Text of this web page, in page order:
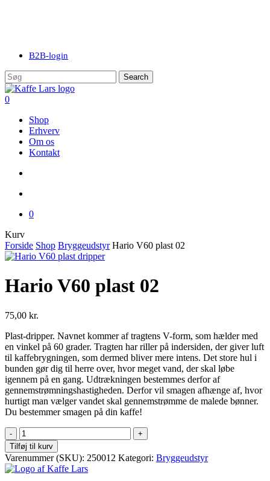
B2B-login
Search
Close
Search
search
account
0
Shop
Erhverv
Om os
Kontakt
0
KurvClose
Cart
Forside Shop Bryggeudstyr Hario V60 plast 02
Hario V60 plast 02
75,00 kr.
Plast-dripper. Navnet kommer af tragtens V-form, som hælder med
en vinkel på 60 grader. Tragten har riller på indersiden, der giver luft
til kaffebrygningen, som dermed bliver mere intens. Det store hul i
bunden gør dig til herre over, hvor meget vand, der skal løbe
igennem på en gang. Udtrækningen bestemmes derfor af
gennemstrømningshastigheden. Derfor vil smagen afhænge af, hvor
hurtigt man vælger vandet skal gennemstrømme de malede bønner.
Du bestemmer smagen på din kaffe!
Hario
V60
plast
02
antal
Tilføj til kurv
Varenummer (SKU): 250012 Kategori: Bryggeudstyr